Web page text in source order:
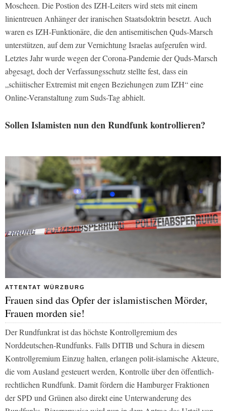
Moscheen. Die Postion des IZH-Leiters wird stets mit einem
linientreuen Anhänger der iranischen Staatsdoktrin besetzt. Auch
waren es IZH-Funktionäre, die den antisemitischen Quds-Marsch
unterstützen, auf dem zur Vernichtung Israelas aufgerufen wird.
Letztes Jahr wurde wegen der Corona-Pandemie der Quds-Marsch
abgesagt, doch der Verfassungsschutz stellte fest, dass ein
„schiitischer Extremist mit engen Beziehungen zum IZH“ eine
Online-Veranstaltung zum Suds-Tag abhielt.
Sollen Islamisten nun den Rundfunk kontrollieren?
ATTENTAT WÜRZBURG
Frauen sind das Opfer der islamistischen Mörder,
Frauen morden sie!
Der Rundfunkrat ist das höchste Kontrollgremium des
Norddeutschen-Rundfunks. Falls DITIB und Schura in diesem
Kontrollgremium Einzug halten, erlangen polit-islamische Akteure,
die vom Ausland gesteuert werden, Kontrolle über den öffentlich-
rechtlichen Rundfunk. Damit fördern die Hamburger Fraktionen
der SPD und Grünen also direkt eine Unterwanderung des